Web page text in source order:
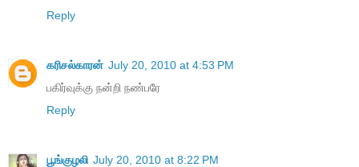
Reply
க‌ரிச‌ல்கார‌ன் July 20, 2010 at 4:53 PM
ப‌கிர்வுக்கு ந‌ன்றி ந‌ண்பரே
Reply
பூங்குழலி July 20, 2010 at 8:22 PM